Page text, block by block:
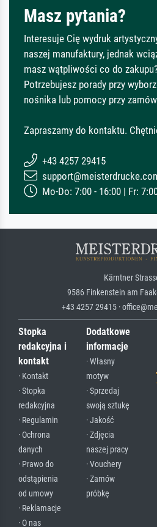
Masz pytania?
Interesuje Cię wydruk
naszej manufaktury, jednak
masz wątpliwości co do
Potrzebujesz porady przy
nośnika lub pomocy przy
Zapraszamy do kontaktu.
+43 4257 29415
Mo-Do: 7:00 - 16:00 | Fr:
Kärntner
9586 Finkenstein am
+43 4257 29415 ·
Stopka
redakcyjna i
kontakt
· Kontakt
· Stopka
redakcyjna
· Regulamin
· Ochrona
danych
· Prawo do
odstąpienia
od umowy
· Reklamacje
· O nas
Dodatkowe
informacje
· Własny
motyw
· Sprzedaj
swoją sztukę
· Jakość
· Zdjęcia
naszej pracy
· Vouchery
· Zamów
próbkę